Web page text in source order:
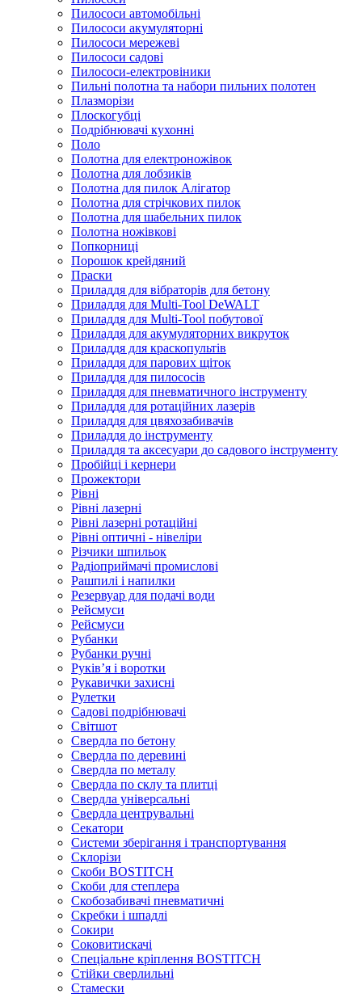
Пилососи автомобільні
Пилососи акумуляторні
Пилососи мережеві
Пилососи садові
Пилососи-електровіники
Пильні полотна та набори пильних полотен
Плазморізи
Плоскогубці
Подрібнювачі кухонні
Поло
Полотна для електроножівок
Полотна для лобзиків
Полотна для пилок Алігатор
Полотна для стрічкових пилок
Полотна для шабельних пилок
Полотна ножівкові
Попкорниці
Порошок крейдяний
Праски
Приладдя для вібраторів для бетону
Приладдя для Multi-Tool DeWALT
Приладдя для Multi-Tool побутової
Приладдя для акумуляторних викруток
Приладдя для краскопультів
Приладдя для парових щіток
Приладдя для пилососів
Приладдя для пневматичного інструменту
Приладдя для ротаційних лазерів
Приладдя для цвяхозабивачів
Приладдя до інструменту
Приладдя та аксесуари до садового інструменту
Пробійці і кернери
Прожектори
Рівні
Рівні лазерні
Рівні лазерні ротаційні
Рівні оптичні - нівеліри
Різчики шпильок
Радіоприймачі промислові
Рашпилі і напилки
Резервуар для подачі води
Рейсмуси
Рейсмуси
Рубанки
Рубанки ручні
Руківʼя і воротки
Рукавички захисні
Рулетки
Садові подрібнювачі
Світшот
Свердла по бетону
Свердла по деревині
Свердла по металу
Свердла по склу та плитці
Свердла універсальні
Свердла центрувальні
Секатори
Системи зберігання і транспортування
Склорізи
Скоби BOSTITCH
Скоби для степлера
Скобозабивачі пневматичні
Скребки і шпадлі
Сокири
Соковитискачі
Спеціальне кріплення BOSTITCH
Стійки сверлильні
Стамески